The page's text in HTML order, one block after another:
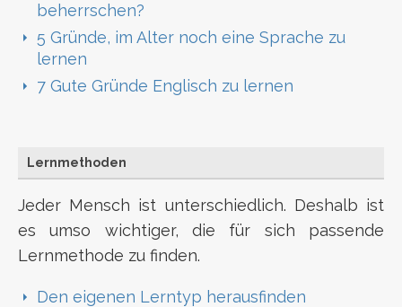
beherrschen?
5 Gründe, im Alter noch eine Sprache zu
lernen
7 Gute Gründe Englisch zu lernen
Lernmethoden
Jeder Mensch ist unterschiedlich. Deshalb ist
es umso wichtiger, die für sich passende
Lernmethode zu finden.
Den eigenen Lerntyp herausfinden